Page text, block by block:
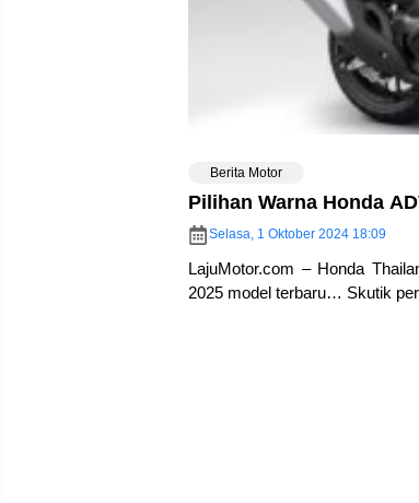
Berita Motor
Pilihan Warna Honda
Selasa, 1 Oktober 2024 18:09
LajuMotor.com – Honda
2025 model terbaru… Skutik